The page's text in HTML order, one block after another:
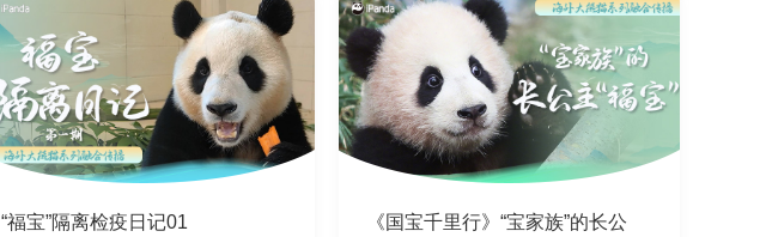
“福宝”隔离检疫日记01
《国宝千里行》“宝家族”的长公